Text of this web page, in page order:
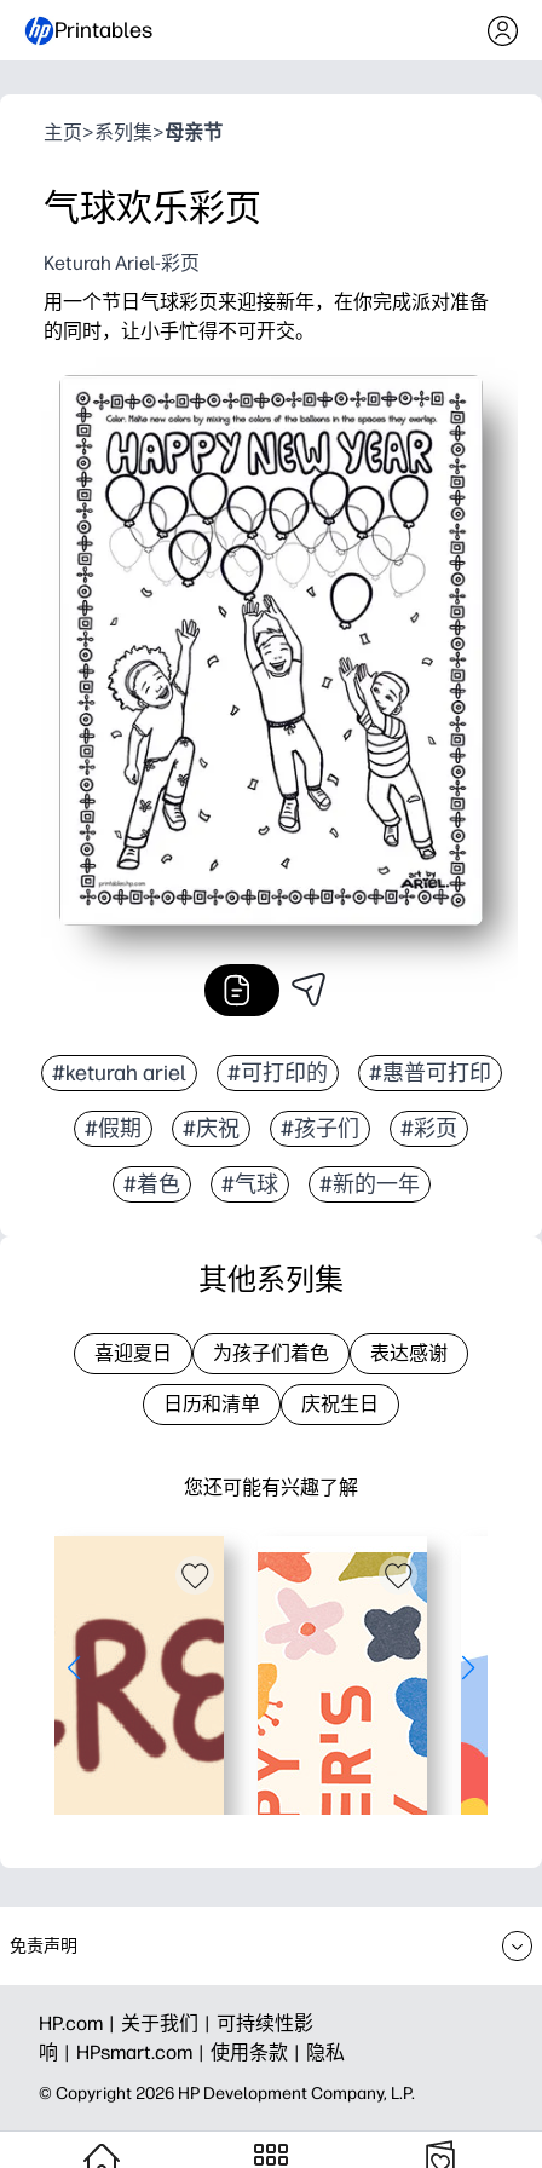
Printables
主页>系列集>母亲节
气球欢乐彩页
Keturah Ariel-彩页
用一个节日气球彩页来迎接新年，在你完成派对准备
的同时，让小手忙得不可开交。
便于打印即用-无需切割或特殊耗材。
在倒计时活动中让孩子保持专注和冷静。
支持精细动作练习、颜色选择和创造力。
成品页面可作为即时派对装饰品或带回家的纪念品。
#keturah ariel #可打印的 #惠普可打印
#假期 #庆祝 #孩子们 #彩页
#着色 #气球 #新的一年
您还可能有兴趣了解
其他系列集
喜迎夏日 为孩子们着色 表达感谢
日历和清单 庆祝生日
免责声明
HP.com | 关于我们 | 可持续性影
响 | HPsmart.com | 使用条款 | 隐私
© Copyright 2026 HP Development Company, L.P.